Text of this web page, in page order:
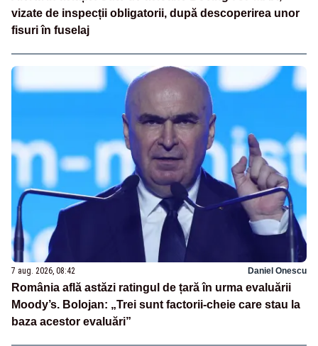
vizate de inspecții obligatorii, după descoperirea unor
fisuri în fuselaj
7 aug. 2026, 08:42 Daniel Onescu
România află astăzi ratingul de țară în urma evaluării
Moody’s. Bolojan: „Trei sunt factorii-cheie care stau la
baza acestor evaluări”